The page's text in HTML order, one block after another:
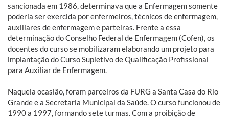
sancionada em 1986, determinava que a Enfermagem somente
poderia ser exercida por enfermeiros, técnicos de enfermagem,
auxiliares de enfermagem e parteiras. Frente a essa
determinação do Conselho Federal de Enfermagem (Cofen), os
docentes do curso se mobilizaram elaborando um projeto para
implantação do Curso Supletivo de Qualificação Profissional
para Auxiliar de Enfermagem.
Naquela ocasião, foram parceiros da FURG a Santa Casa do Rio
Grande e a Secretaria Municipal da Saúde. O curso funcionou de
1990 a 1997, formando sete turmas. Com a proibição de